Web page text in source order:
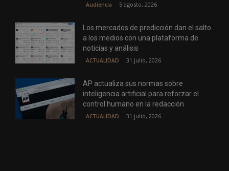
Audiencia 5 agosto, 2026
Los mercados de predicción dan el salto
a los medios con una plataforma de
noticias y análisis
ACTUALIDAD 31 julio, 2026
AP actualiza sus normas sobre
inteligencia artificial para reforzar el
control humano en la redacción
ACTUALIDAD 31 julio, 2026